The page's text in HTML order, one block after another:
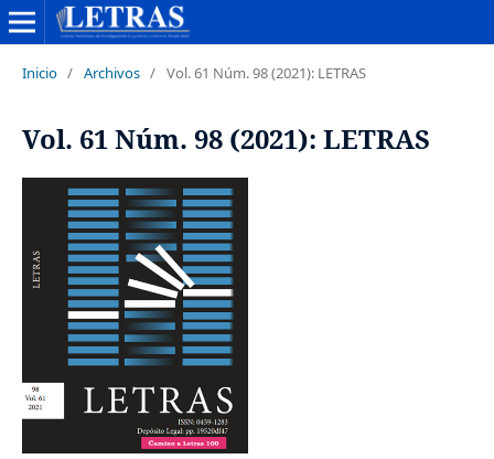
Inicio / Archivos / Vol. 61 Núm. 98 (2021): LETRAS
Vol. 61 Núm. 98 (2021): LETRAS